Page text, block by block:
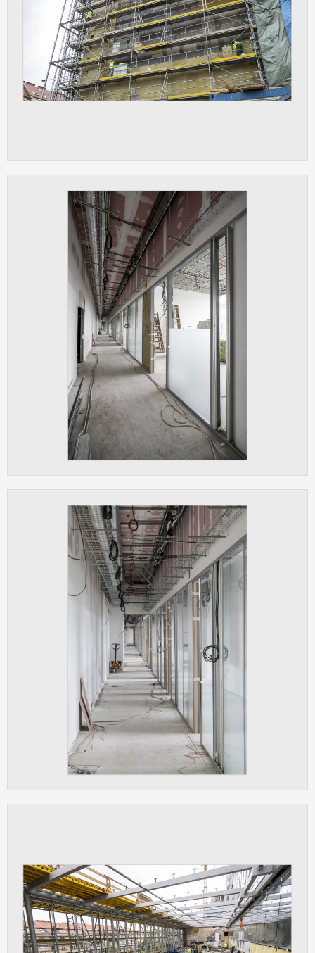
Cookies, které aplikace nedokáže zařadit.
Naším cílem je, aby tato kategorie
zůstala prázdná a všechny cookies byly
přiřazeny do některé z kategorií
uvedených výše.